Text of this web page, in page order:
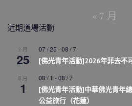
« 7 月
近期道場活動
7 月
25
07 / 25 -08 / 7
[佛光青年活動]2026年菲去不
8 月
1
08 / 1 -08 / 7
[佛光青年活動]中華佛光青年
公益旅行（花蓮）